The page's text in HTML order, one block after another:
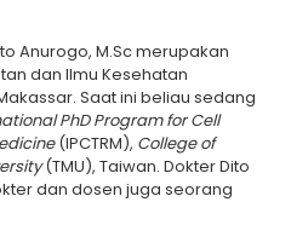
Anurogo, M.Sc merupakan
dan Ilmu Kesehatan
Saat ini beliau sedang
PhD Program for Cell
(IPCTRM), College of
(TMU), Taiwan. Dokter Dito
dan dosen juga seorang